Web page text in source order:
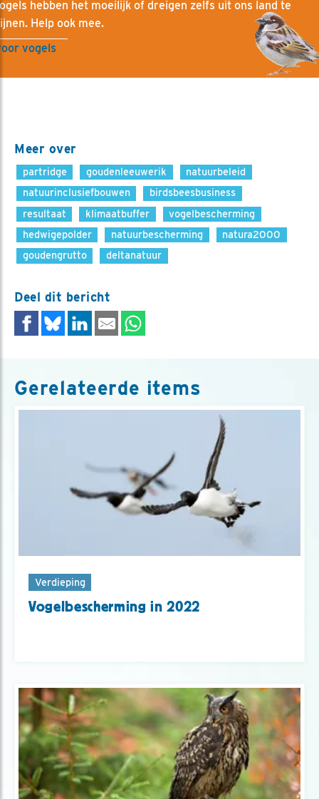
hebben het moeilijk of dreigen zelfs uit ons land te
Help ook mee.
vogels
Meer over
partridge goudenleeuwerik
natuurbeleid
natuurinclusiefbouwen
birdsbeesbusiness
resultaat
klimaatbuffer
vogelbescherming
hedwigepolder
natuurbescherming
natura2000
goudengrutto
deltanatuur
Deel dit bericht
Gerelateerde items
Verdieping
Vogelbescherming in 2022